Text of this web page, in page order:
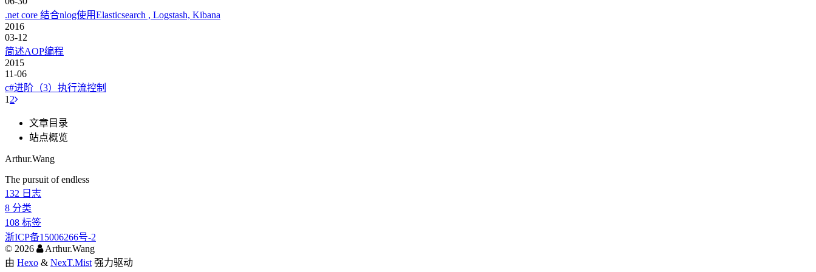
.net core 结合nlog使用Elasticsearch , Logstash, Kibana
2016
03-12
简述AOP编程
2015
11-06
c#进阶（3）执行流控制
1 2
文章目录
站点概览
Arthur.Wang
The pursuit of endless
132 日志
8 分类
108 标签
浙ICP备15006266号-2
© 2026
Arthur.Wang
由 Hexo & NexT.Mist 强力驱动